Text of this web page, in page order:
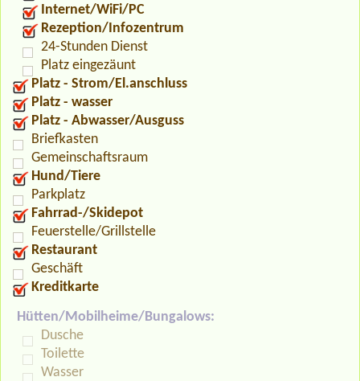
Internet/WiFi/PC
Rezeption/Infozentrum
24-Stunden Dienst
Platz eingezäunt
Platz - Strom/El.anschluss
Platz - wasser
Platz - Abwasser/Ausguss
Briefkasten
Gemeinschaftsraum
Hund/Tiere
Parkplatz
Fahrrad-/Skidepot
Feuerstelle/Grillstelle
Restaurant
Geschäft
Kreditkarte
Hütten/Mobilheime/Bungalows:
Dusche
Toilette
Wasser